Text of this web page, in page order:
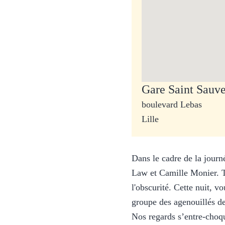
Gare Saint
boulevard Lebas
Lille
Dans le cadre de la
Law et Camille Monier.
l'obscurité. Cette nuit,
groupe des agenouillés
Nos regards s’entre-